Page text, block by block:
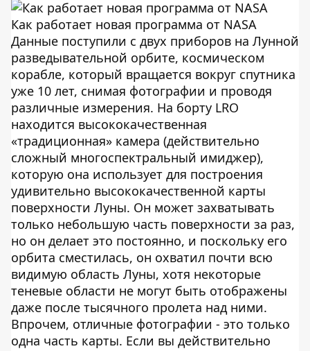
Как работает новая программа от NASA
Данные поступили с двух приборов на Лунной
разведывательной орбите, космическом
корабле, который вращается вокруг спутника
уже 10 лет, снимая фотографии и проводя
различные измерения. На борту LRO
находится высококачественная
«традиционная» камера (действительно
сложный многоспектральный имиджер),
которую она использует для построения
удивительно высококачественной карты
поверхности Луны. Он может захватывать
только небольшую часть поверхности за раз,
но он делает это постоянно, и поскольку его
орбита сместилась, он охватил почти всю
видимую область Луны, хотя некоторые
теневые области не могут быть отображены
даже после тысячного пролета над ними.
Впрочем, отличные фотографии - это только
одна часть карты. Если вы действительно